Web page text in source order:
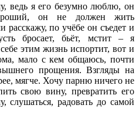
ведь я его безумно люблю, он
он не должен жить
по учёбе он съедет и
бросает, бьёт, мстит – я
этим жизнь испортит, вот и
мало с кем общаюсь, почти
прощения. Взгляды на
мягче. Хочу парню ничего не
свою вину, превратить его
слушаться, радовать до самой